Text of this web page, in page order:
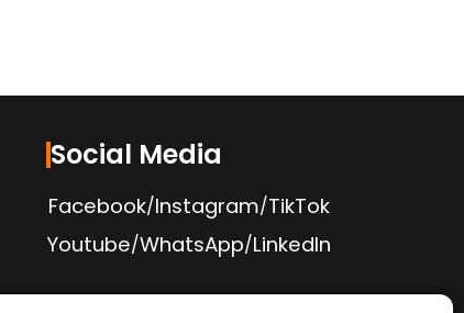
Social Media
Facebook/Instagram/TikTok
Youtube/WhatsApp/LinkedIn
Politica de Confidențialitate